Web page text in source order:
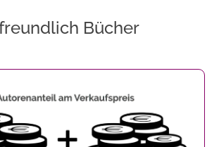
Bücher